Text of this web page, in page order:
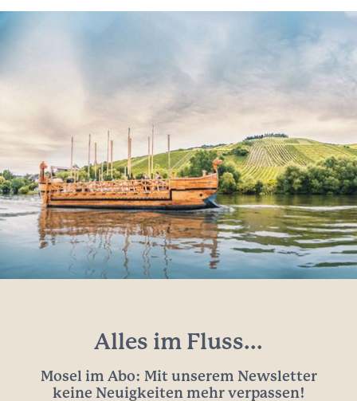
Alles im Fluss...
Mosel im Abo: Mit unserem Newsletter
keine Neuigkeiten mehr verpassen!